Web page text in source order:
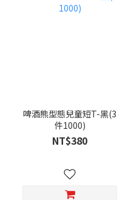
啤酒熊型態兒童短T-黑(3
件1000)
NT$380